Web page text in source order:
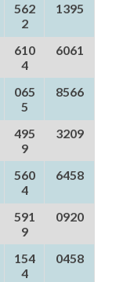
562
2
1395
610
4
6061
065
5
8566
495
9
3209
560
4
6458
591
9
0920
154
4
0458